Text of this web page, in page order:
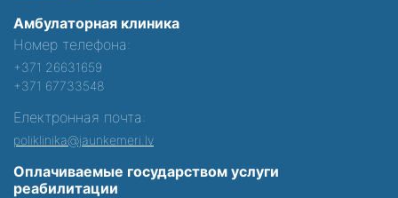
Амбулаторная клиника
Номер телефона:
+371 26631659
+371 67733548
Електронная почта:
poliklinika@jaunkemeri.lv
Оплачиваемые государством услуги
реабилитации